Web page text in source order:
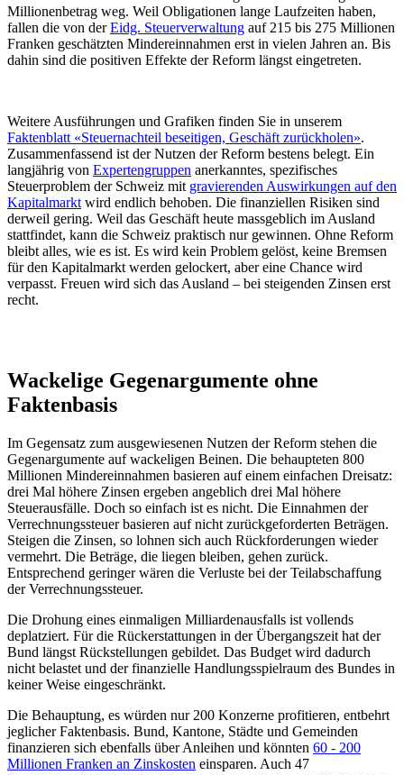
Millionenbetrag weg. Weil Obligationen lange Laufzeiten haben,
fallen die von derEidg. Steuerverwaltung auf 215 bis 275 Millionen
Franken geschätzten Mindereinnahmen erst in vielen Jahren an. Bis
dahin sind die positiven Effekte der Reform längst eingetreten.
Weitere Ausführungen und Grafiken finden Sie in unserem
Faktenblatt «Steuernachteil beseitigen, Geschäft zurückholen».
Zusammenfassend ist der Nutzen der Reform bestens belegt. Ein
langjährig von Expertengruppen anerkanntes, spezifisches
Steuerproblem der Schweiz mit gravierenden Auswirkungen auf den
Kapitalmarkt wird endlich behoben. Die finanziellen Risiken sind
derweil gering. Weil das Geschäft heute massgeblich im Ausland
stattfindet, kann die Schweiz praktisch nur gewinnen. Ohne Reform
bleibt alles, wie es ist. Es wird kein Problem gelöst, keine Bremsen
für den Kapitalmarkt werden gelockert, aber eine Chance wird
verpasst. Freuen wird sich das Ausland – bei steigenden Zinsen erst
recht.
Wackelige Gegenargumente ohne
Faktenbasis
Im Gegensatz zum ausgewiesenen Nutzen der Reform stehen die
Gegenargumente auf wackeligen Beinen. Die behaupteten 800
Millionen Mindereinnahmen basieren auf einem einfachen Dreisatz:
drei Mal höhere Zinsen ergeben angeblich drei Mal höhere
Steuerausfälle. Doch so einfach ist es nicht. Die Einnahmen der
Verrechnungssteuer basieren auf nicht zurückgeforderten Beträgen.
Steigen die Zinsen, so lohnen sich auch Rückforderungen wieder
vermehrt. Die Beträge, die liegen bleiben, gehen zurück.
Entsprechend geringer wären die Verluste bei der Teilabschaffung
der Verrechnungssteuer.
Die Drohung eines einmaligen Milliardenausfalls ist vollends
deplatziert. Für die Rückerstattungen in der Übergangszeit hat der
Bund längst Rückstellungen gebildet. Das Budget wird dadurch
nicht belastet und der finanzielle Handlungsspielraum des Bundes in
keiner Weise eingeschränkt.
Die Behauptung, es würden nur 200 Konzerne profitieren, entbehrt
jeglicher Faktenbasis. Bund, Kantone, Städte und Gemeinden
finanzieren sich ebenfalls über Anleihen und könnten 60 - 200
Millionen Franken an Zinskosten einsparen. Auch 47